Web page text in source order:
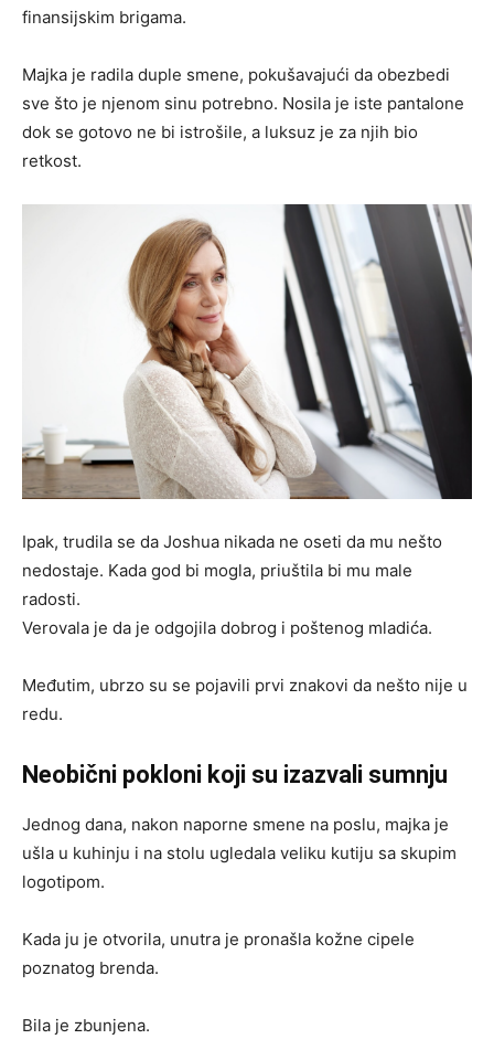
finansijskim brigama.
Majka je radila duple smene, pokušavajući da obezbedi
sve što je njenom sinu potrebno. Nosila je iste pantalone
dok se gotovo ne bi istrošile, a luksuz je za njih bio
retkost.
Ipak, trudila se da Joshua nikada ne oseti da mu nešto
nedostaje. Kada god bi mogla, priuštila bi mu male
radosti.
Verovala je da je odgojila dobrog i poštenog mladića.
Međutim, ubrzo su se pojavili prvi znakovi da nešto nije u
redu.
Neobični pokloni koji su izazvali sumnju
Jednog dana, nakon naporne smene na poslu, majka je
ušla u kuhinju i na stolu ugledala veliku kutiju sa skupim
logotipom.
Kada ju je otvorila, unutra je pronašla kožne cipele
poznatog brenda.
Bila je zbunjena.